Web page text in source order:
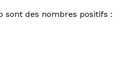
des nombres positifs :